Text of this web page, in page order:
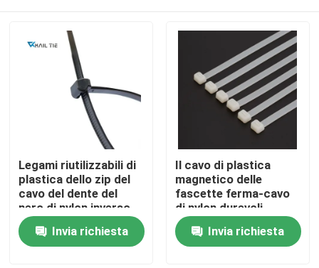
Casa
Chi siamo
Legami riutilizzabili di
plastica dello zip del
cavo del dente del
nero di nylon inverso
UV della fascetta
ferma-cavoInvia richiesta
Il cavo di plastica
magnetico delle
fascette ferma-cavo
di nylon durevoli
attacca 94V-2
resistente al fuoco
Invia richiesta